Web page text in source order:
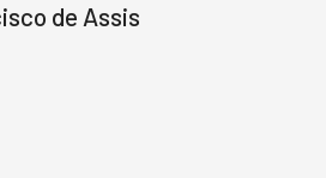
de Assis